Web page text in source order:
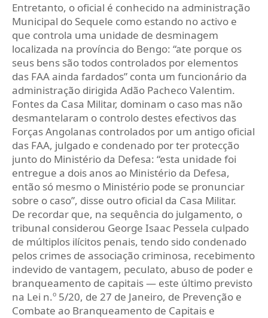
Entretanto, o oficial é conhecido na administração
Municipal do Sequele como estando no activo e
que controla uma unidade de desminagem
localizada na província do Bengo: “ate porque os
seus bens são todos controlados por elementos
das FAA ainda fardados” conta um funcionário da
administração dirigida Adão Pacheco Valentim.
Fontes da Casa Militar, dominam o caso mas não
desmantelaram o controlo destes efectivos das
Forças Angolanas controlados por um antigo oficial
das FAA, julgado e condenado por ter protecção
junto do Ministério da Defesa: “esta unidade foi
entregue a dois anos ao Ministério da Defesa,
então só mesmo o Ministério pode se pronunciar
sobre o caso”, disse outro oficial da Casa Militar.
De recordar que, na sequência do julgamento, o
tribunal considerou George Isaac Pessela culpado
de múltiplos ilícitos penais, tendo sido condenado
pelos crimes de associação criminosa, recebimento
indevido de vantagem, peculato, abuso de poder e
branqueamento de capitais — este último previsto
na Lei n.º 5/20, de 27 de Janeiro, de Prevenção e
Combate ao Branqueamento de Capitais e